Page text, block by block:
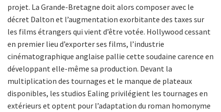
projet. La Grande-Bretagne doit alors composer avec le
décret Dalton et l’augmentation exorbitante des taxes sur
les films étrangers qui vient d’être votée. Hollywood cessant
en premier lieu d’exporter ses films, l’industrie
cinématographique anglaise pallie cette soudaine carence en
développant elle-même sa production. Devant la
multiplication des tournages et le manque de plateaux
disponibles, les studios Ealing privilégient les tournages en
extérieurs et optent pour l’adaptation du roman homonyme